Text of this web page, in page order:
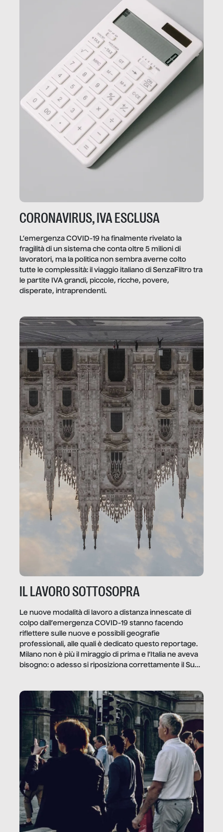
CORONAVIRUS, IVA ESCLUSA
L’emergenza COVID-19 ha finalmente rivelato la
fragilità di un sistema che conta oltre 5 milioni di
lavoratori, ma la politica non sembra averne colto
tutte le complessità: il viaggio italiano di SenzaFiltro tra
le partite IVA grandi, piccole, ricche, povere,
disperate, intraprendenti.
IL LAVORO SOTTOSOPRA
Le nuove modalità di lavoro a distanza innescate di
colpo dall’emergenza COVID-19 stanno facendo
riflettere sulle nuove e possibili geografie
professionali, alle quali è dedicato questo reportage.
Milano non è più il miraggio di prima e l’Italia ne aveva
bisogno: o adesso si riposiziona correttamente il Sud